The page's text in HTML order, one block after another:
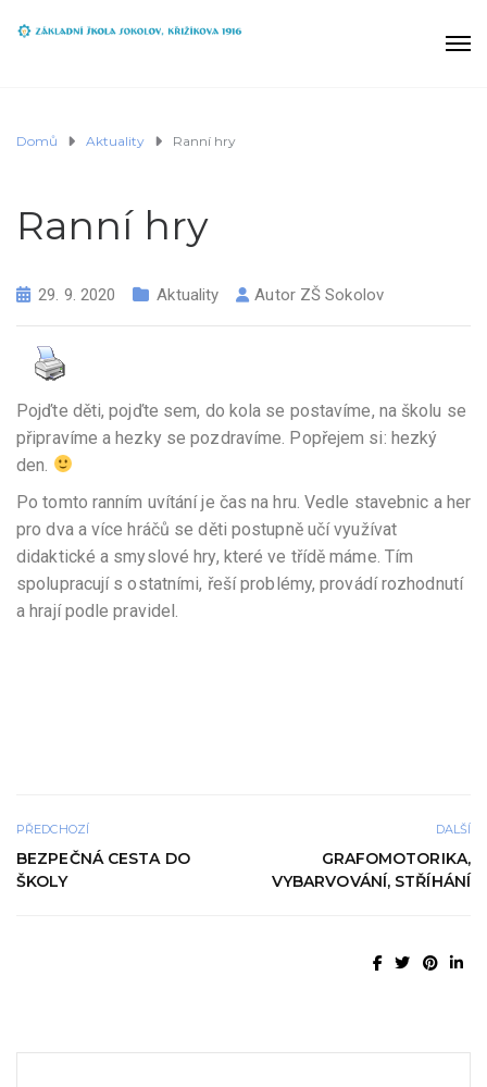
Domů Aktuality Ranní hry
Ranní hry
29. 9. 2020 Aktuality Autor ZŠ Sokolov
Pojďte děti, pojďte sem, do kola se postavíme, na školu se
připravíme a hezky se pozdravíme. Popřejem si: hezký
den.
Po tomto ranním uvítání je čas na hru. Vedle stavebnic a her
pro dva a více hráčů se děti postupně učí využívat
didaktické a smyslové hry, které ve třídě máme. Tím
spolupracují s ostatními, řeší problémy, provádí rozhodnutí
a hrají podle pravidel.
PŘEDCHOZÍ
BEZPEČNÁ CESTA DO
ŠKOLY
DALŠÍ
GRAFOMOTORIKA,
VYBARVOVÁNÍ, STŘÍHÁNÍ